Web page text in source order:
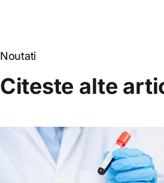
Noutati
Citeste alte